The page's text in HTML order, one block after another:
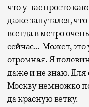
что у нас просто
даже запутался,
всегда в метро
сейчас… Может, это
огромная. Я
даже и не знаю. Для
Москву немножко
да красную ветку.